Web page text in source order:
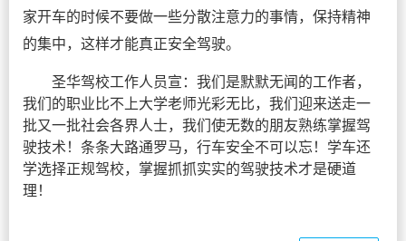
家开车的时候不要做一些分散注意力的事情，保持精神
的集中，这样才能真正安全驾驶。
圣华驾校工作人员宣：我们是默默无闻的工作者，
我们的职业比不上大学老师光彩无比，我们迎来送走一
批又一批社会各界人士，我们使无数的朋友熟练掌握驾
驶技术！条条大路通罗马，行车安全不可以忘！学车还
学选择正规驾校，掌握抓抓实实的驾驶技术才是硬道
理！